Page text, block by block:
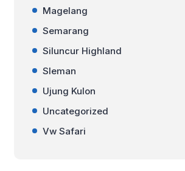
Magelang
Semarang
Siluncur Highland
Sleman
Ujung Kulon
Uncategorized
Vw Safari